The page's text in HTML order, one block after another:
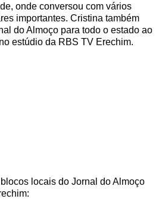
onde conversou com vários
importantes. Cristina também
do Almoço para todo o estado ao
estúdio da RBS TV Erechim.
locais do Jornal do Almoço